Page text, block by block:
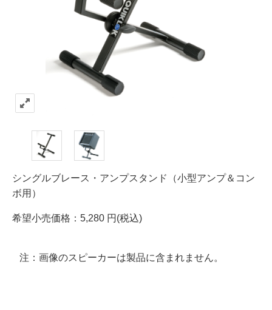
シングルブレース・アンプスタンド（小型アンプ＆コン
ボ用）
希望小売価格：5,280 円(税込)
注：画像のスピーカーは製品に含まれません。